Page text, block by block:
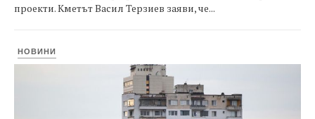
проекти. Кметът Васил Терзиев заяви, че...
НОВИНИ